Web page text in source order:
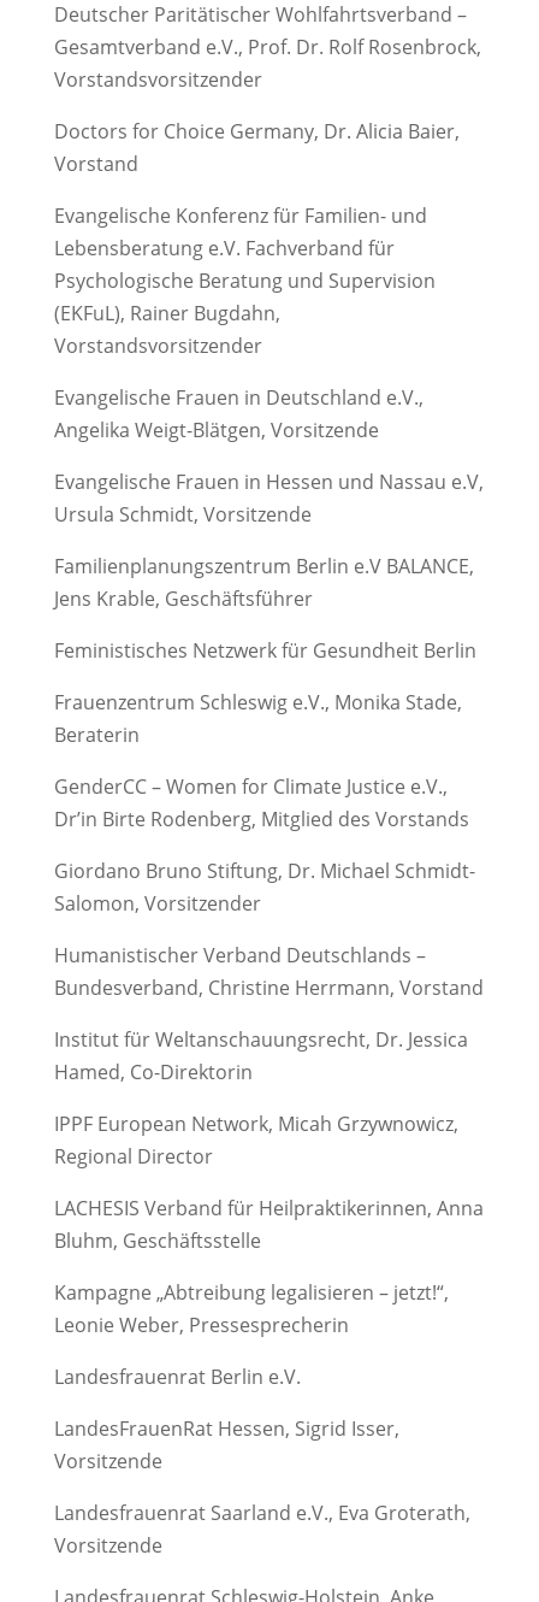
Deutscher Paritätischer Wohlfahrtsverband –
Gesamtverband e.V., Prof. Dr. Rolf Rosenbrock,
Vorstandsvorsitzender
Doctors for Choice Germany, Dr. Alicia Baier,
Vorstand
Evangelische Konferenz für Familien- und
Lebensberatung e.V. Fachverband für
Psychologische Beratung und Supervision
(EKFuL), Rainer Bugdahn,
Vorstandsvorsitzender
Evangelische Frauen in Deutschland e.V.,
Angelika Weigt-Blätgen, Vorsitzende
Evangelische Frauen in Hessen und Nassau e.V,
Ursula Schmidt, Vorsitzende
Familienplanungszentrum Berlin e.V BALANCE,
Jens Krable, Geschäftsführer
Feministisches Netzwerk für Gesundheit Berlin
Frauenzentrum Schleswig e.V., Monika Stade,
Beraterin
GenderCC – Women for Climate Justice e.V.,
Dr’in Birte Rodenberg, Mitglied des Vorstands
Giordano Bruno Stiftung, Dr. Michael Schmidt-
Salomon, Vorsitzender
Humanistischer Verband Deutschlands –
Bundesverband, Christine Herrmann, Vorstand
Institut für Weltanschauungsrecht, Dr. Jessica
Hamed, Co-Direktorin
IPPF European Network, Micah Grzywnowicz,
Regional Director
LACHESIS Verband für Heilpraktikerinnen, Anna
Bluhm, Geschäftsstelle
Kampagne „Abtreibung legalisieren – jetzt!“,
Leonie Weber, Pressesprecherin
Landesfrauenrat Berlin e.V.
LandesFrauenRat Hessen, Sigrid Isser,
Vorsitzende
Landesfrauenrat Saarland e.V., Eva Groterath,
Vorsitzende